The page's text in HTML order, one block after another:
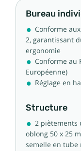
Bureau
Conforme
2, garantissant
ergonomie
Conforme au
Européenne)
Réglage en
Structure
2 piètements
oblong 50 x 25
semelle en tube